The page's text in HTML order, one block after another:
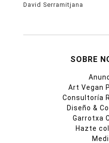
David Serramitjana
SOBRE
Art Vegan
Consultoría
Diseño &
Garrotxa
Hazte